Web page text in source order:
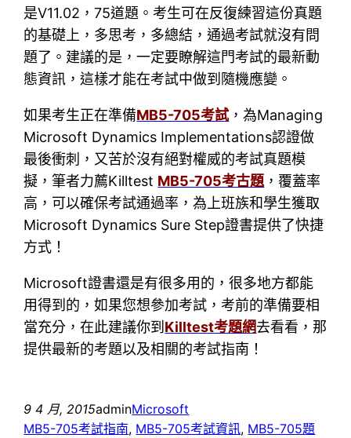
是V11.02，75道題。考生可在反復練習這份真題
的基礎上，多思考，多總結，通過考試就沒有問
題了。建議的是，一定要瞭解這門考試的最新動
態資訊，這樣才能在考試中做到隨機應變。
如果考生正在準備MB5-705考試 ，為Managing
Microsoft Dynamics Implementations認證做
最後衝刺，又苦於沒有絕對權威的考試真題模
擬，筆者力薦Killtest MB5-705考古題 ，覆蓋率
高，可以確保考試通過率，為上班族和學生獲取
Microsoft Dynamics Sure Step證書提供了快捷
方式！
Microsoft證書還是有很多用的，很多地方都能
用得到的，如果您想參加考試，考前的準備要相
當充分，在此建議你到 Killtest考題網去看看，那
提供最新的考題以及相關的考試指南！
9 4 月, 2015adminMicrosoft
MB5-705考試指南, MB5-705考試資訊, MB5-705題